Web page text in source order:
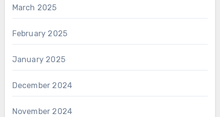
March 2025
February 2025
January 2025
December 2024
November 2024